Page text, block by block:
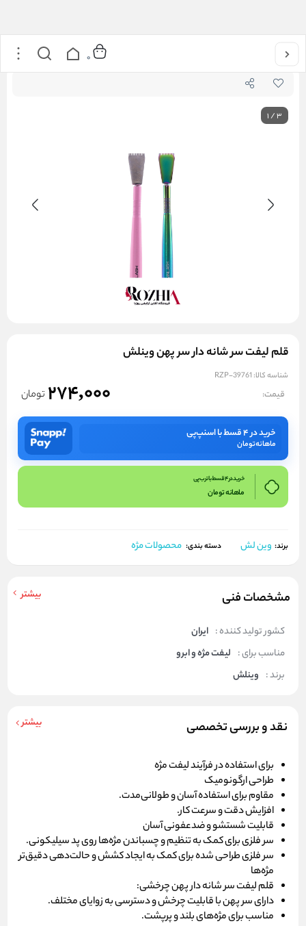
خانه قلم لیفت سر شانه دار سر پهن وینلش 0
1/3
قلم لیفت سر شانه دار سر پهن وینلش
شناسه کالا: RZP-39761
قیمت: 274,000 تومان
خرید در ۴ قسط با اسنپ‌پی
ماهانهتومان
خرید در 4 قسط با ترب پی
ماهانهتومان
برند: وین لش دسته بندی: محصولات مژه
مشخصات فنی بیشتر
کشور تولید کننده : ایران
مناسب برای : لیفت مژه و ابرو
برند : وینلش
نقد و بررسی تخصصی بیشتر
برای استفاده در فرآیند لیفت مژه
طراحی ارگونومیک
مقاوم برای استفاده آسان و طولانی‌مدت.
افزایش دقت و سرعت کار.
قابلیت شستشو و ضدعفونی آسان
سر فلزی برای کمک به تنظیم و چسباندن مژه‌ها روی پد سیلیکونی.
سر فلزی طراحی شده برای کمک به ایجاد کشش و حالت‌دهی دقیق‌تر
مژه‌ها
قلم لیفت سر شانه دار پهن چرخشی:
دارای سر پهن با قابلیت چرخش و دسترسی به زوایای مختلف.
مناسب برای مژه‌های بلند و پرپشت.